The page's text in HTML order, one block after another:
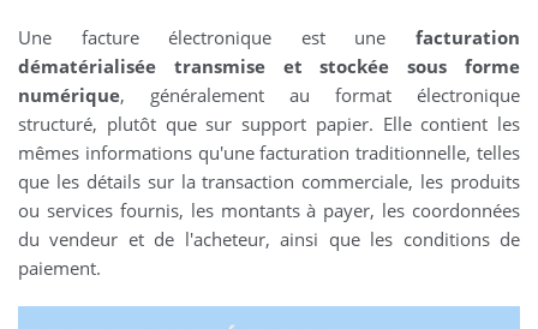
Une facture électronique est une facturation
dématérialisée transmise et stockée sous forme
numérique, généralement au format électronique
structuré, plutôt que sur support papier. Elle contient les
mêmes informations qu'une facturation traditionnelle, telles
que les détails sur la transaction commerciale, les produits
ou services fournis, les montants à payer, les coordonnées
du vendeur et de l'acheteur, ainsi que les conditions de
paiement.